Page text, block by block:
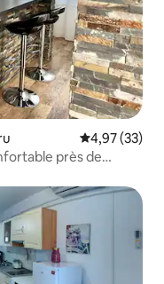
Évaluation
4,97 (33)
près de